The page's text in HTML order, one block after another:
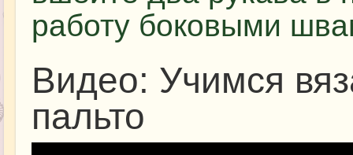
работу боковыми
Видео: Учимся
пальто